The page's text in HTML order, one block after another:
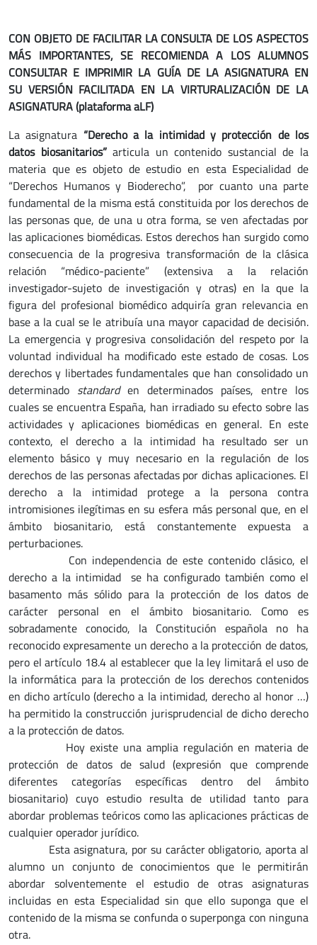
CON OBJETO DE FACILITAR LA CONSULTA DE LOS ASPECTOS
MÁS IMPORTANTES, SE RECOMIENDA A LOS ALUMNOS
CONSULTAR E IMPRIMIR LA GUÍA DE LA ASIGNATURA EN
SU VERSIÓN FACILITADA EN LA VIRTURALIZACIÓN DE LA
ASIGNATURA (plataforma aLF)
La asignatura “Derecho a la intimidad y protección de los
datos biosanitarios”articula un contenido sustancial de la
materia que es objeto de estudio en esta Especialidad de
“Derechos Humanos y Bioderecho”, por cuanto una parte
fundamental de la misma está constituida por los derechos de
las personas que, de una u otra forma, se ven afectadas por
las aplicaciones biomédicas. Estos derechos han surgido como
consecuencia de la progresiva transformación de la clásica
relación “médico-paciente” (extensiva a la relación
investigador-sujeto de investigación y otras) en la que la
figura del profesional biomédico adquiría gran relevancia en
base a la cual se le atribuía una mayor capacidad de decisión.
La emergencia y progresiva consolidación del respeto por la
voluntad individual ha modificado este estado de cosas. Los
derechos y libertades fundamentales que han consolidado un
determinado standard en determinados países, entre los
cuales se encuentra España, han irradiado su efecto sobre las
actividades y aplicaciones biomédicas en general. En este
contexto, el derecho a la intimidad ha resultado ser un
elemento básico y muy necesario en la regulación de los
derechos de las personas afectadas por dichas aplicaciones. El
derecho a la intimidad protege a la persona contra
intromisiones ilegítimas en su esfera más personal que, en el
ámbito biosanitario, está constantemente expuesta a
perturbaciones.
Con independencia de este contenido clásico, el
derecho a la intimidad se ha configurado también como el
basamento más sólido para la protección de los datos de
carácter personal en el ámbito biosanitario. Como es
sobradamente conocido, la Constitución española no ha
reconocido expresamente un derecho a la protección de datos,
pero el artículo 18.4 al establecer que la ley limitará el uso de
la informática para la protección de los derechos contenidos
en dicho artículo (derecho a la intimidad, derecho al honor …)
ha permitido la construcción jurisprudencial de dicho derecho
a la protección de datos.
Hoy existe una amplia regulación en materia de
protección de datos de salud (expresión que comprende
diferentes categorías específicas dentro del ámbito
biosanitario) cuyo estudio resulta de utilidad tanto para
abordar problemas teóricos como las aplicaciones prácticas de
cualquier operador jurídico.
Esta asignatura, por su carácter obligatorio, aporta al
alumno un conjunto de conocimientos que le permitirán
abordar solventemente el estudio de otras asignaturas
incluidas en esta Especialidad sin que ello suponga que el
contenido de la misma se confunda o superponga con ninguna
otra.